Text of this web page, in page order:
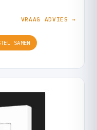
VRAAG ADVIES →
SAMEN